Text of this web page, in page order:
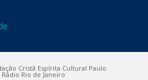
Cristã Espírita Cultural Paulo
Rio de Janeiro